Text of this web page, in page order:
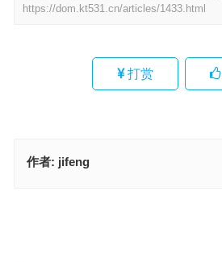
https://dom.kt531.cn/articles/1433.html
打赏
作者: jifeng